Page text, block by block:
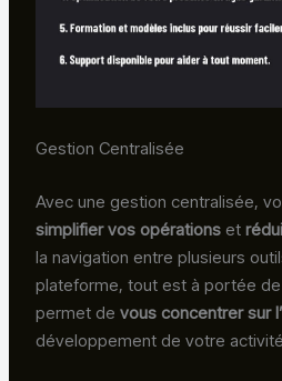
Gestion Centralisée
Avec une gestion centralisée,
simplifier vos opérations et
la navigation entre plusieurs
plateforme, tout est à portée
permet devous concentrer sur
développement de votre